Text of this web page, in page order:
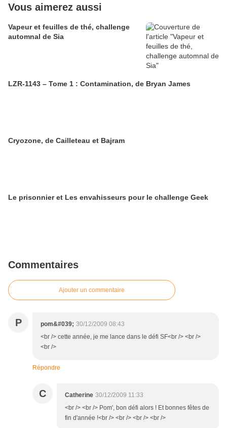
Vous aimerez aussi
Vapeur et feuilles de thé, challenge
automnal de Sia
LZR-1143 – Tome 1 : Contamination, de Bryan James
Cryozone, de Cailleteau et Bajram
Le prisonnier et Les envahisseurs pour le challenge Geek
Commentaires
Ajouter un commentaire
P pom&#039; 30/12/2009 08:43
<br /> cette année, je me lance dans le défi SF<br /> <br />
<br />
Répondre
C Catherine 30/12/2009 11:33
<br /> <br /> Pom', bon défi alors ! Et bonnes fêtes de
fin d'année !<br /> <br /> <br /> <br />